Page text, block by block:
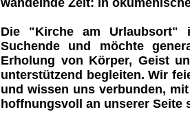
wandelnde Zeit: in
Die "Kirche am Urlaubsort"
Suchende und möchte
Erholung von Körper, Geist
unterstützend begleiten.Wir
und wissen uns verbunden,
hoffnungsvoll an unserer Seite